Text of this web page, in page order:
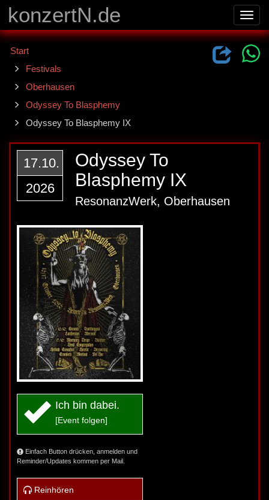
konzertN.de
Start
Festivals
Oberhausen
Odyssey To Blasphemy
Odyssey To Blasphemy IX
17.10.
2026
Odyssey To
Blasphemy IX
ResonanzWerk, Oberhausen
Ich bin dabei.
[Event folgen]
Einfach Button drücken, anmelden und
Reminder/Updates kommen per Mail.
Reinhören